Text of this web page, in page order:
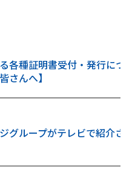
各種証明書受付・発行につ
さんへ】
グループがテレビで紹介さ